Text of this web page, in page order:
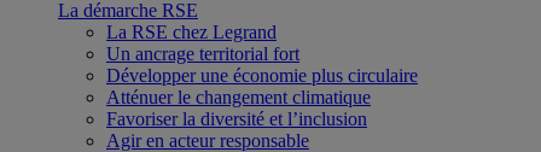
La démarche RSE
La RSE chez Legrand
Un ancrage territorial fort
Développer une économie plus circulaire
Atténuer le changement climatique
Favoriser la diversité et l’inclusion
Agir en acteur responsable